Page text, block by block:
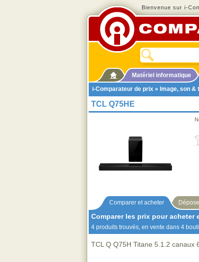
Bienvenue sur i-
Matériel informatique
i-Comparateur de prix » Image, son &
TCL Q75HE
Comparer et acheter
Comparer les prix pour acheter
4 produits trouvés, en vente dans 4
TCL Q Q75H Titane 5.1.2 canaux